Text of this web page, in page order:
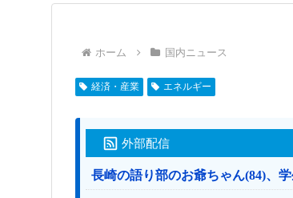
ホーム 国内ニュース
経済・産業 エネルギー
外部配信
長崎の語り部のお爺ちゃん(84)、